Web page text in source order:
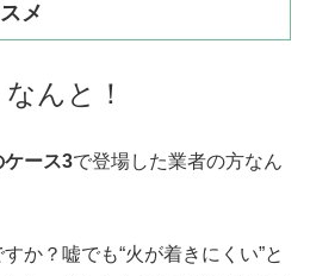
メ
んと！
ケース3で登場した業者の方なん
か？嘘でも“火が着きにくい”と